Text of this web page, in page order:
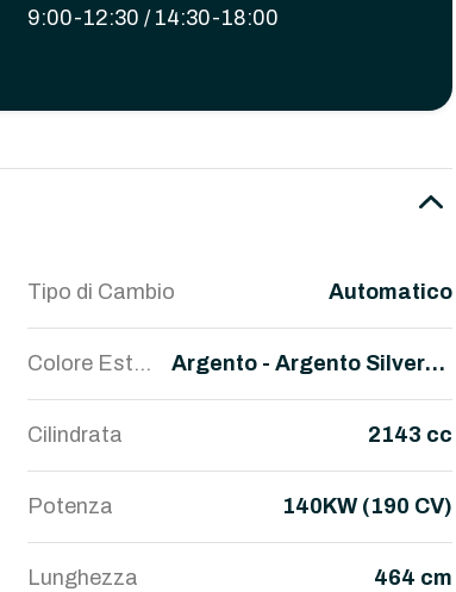
9:00-12:30 / 14:30-18:00
Tipo di Cambio Automatico
Colore Ester
no
Argento - Argento Silverst
one
Cilindrata 2143 cc
Potenza 140KW (190 CV)
Lunghezza 464 cm